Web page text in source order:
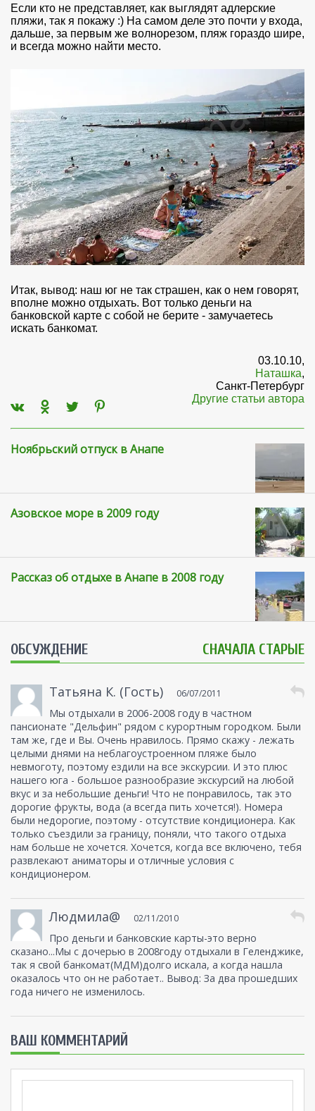
Если кто не представляет, как выглядят адлерские
пляжи, так я покажу :) На самом деле это почти у входа,
дальше, за первым же волнорезом, пляж гораздо шире,
и всегда можно найти место.
Итак, вывод: наш юг не так страшен, как о нем говорят,
вполне можно отдыхать. Вот только деньги на
банковской карте с собой не берите - замучаетесь
искать банкомат.
03.10.10,
Наташка,
Санкт-Петербург
Другие статьи автора
Ноябрьский отпуск в Анапе
Азовское море в 2009 году
Рассказ об отдыхе в Анапе в 2008 году
ОБСУЖДЕНИЕ СНАЧАЛА СТАРЫЕ
Татьяна К. (Гость) 06/07/2011
Мы отдыхали в 2006-2008 году в частном
пансионате "Дельфин" рядом с курортным городком. Были
там же, где и Вы. Очень нравилось. Прямо скажу - лежать
целыми днями на неблагоустроенном пляже было
невмоготу, поэтому ездили на все экскурсии. И это плюс
нашего юга - большое разнообразие экскурсий на любой
вкус и за небольшие деньги! Что не понравилось, так это
дорогие фрукты, вода (а всегда пить хочется!). Номера
были недорогие, поэтому - отсутствие кондиционера. Как
только съездили за границу, поняли, что такого отдыха
нам больше не хочется. Хочется, когда все включено, тебя
развлекают аниматоры и отличные условия с
кондиционером.
Людмила@ 02/11/2010
Про деньги и банковские карты-это верно
сказано...Мы с дочерью в 2008году отдыхали в Геленджике,
так я свой банкомат(МДМ)долго искала, а когда нашла
оказалось что он не работает.. Вывод: За два прошедших
года ничего не изменилось.
ВАШ КОММЕНТАРИЙ